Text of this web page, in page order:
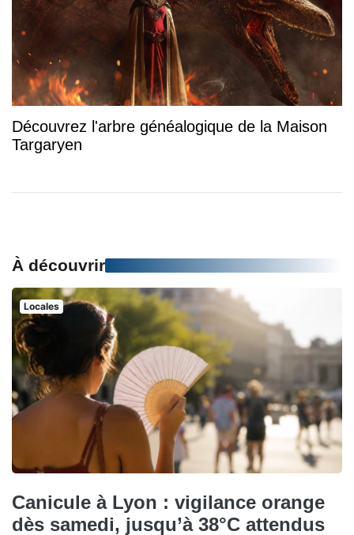
Découvrez l'arbre généalogique de la Maison
Targaryen
À découvrir
Locales
Canicule à Lyon : vigilance orange
dès samedi, jusqu’à 38°C attendus